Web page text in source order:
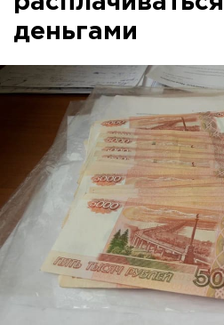
деньгами